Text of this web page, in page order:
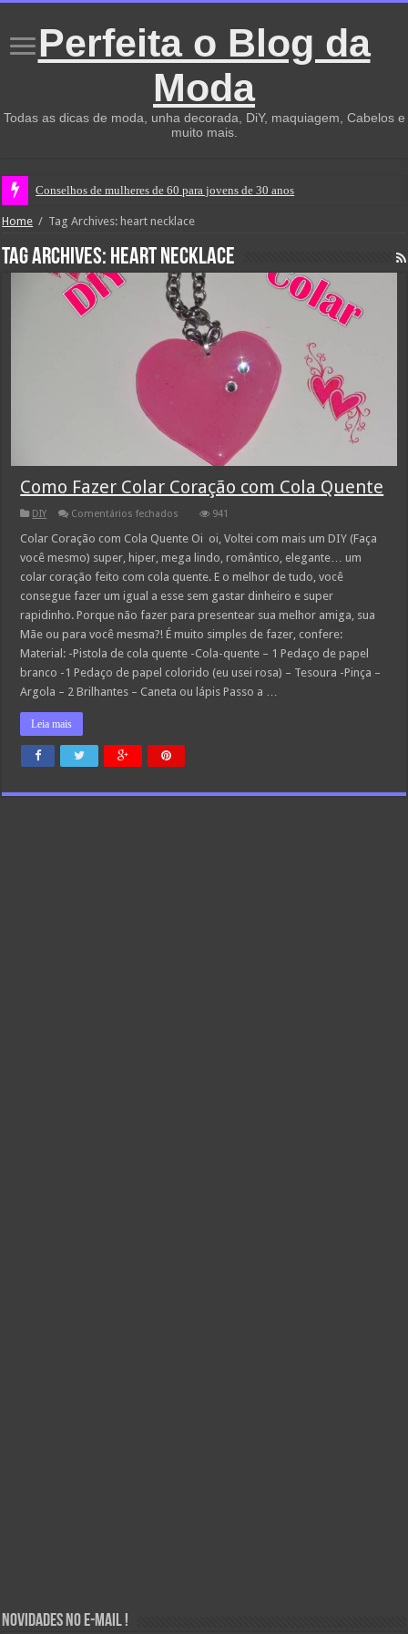
Perfeita o Blog da
Moda
Todas as dicas de moda, unha decorada, DiY, maquiagem, Cabelos e
muito mais.
Conselhos de mulheres de 60 para jovens de 30 anos
Home / Tag Archives: heart necklace
Tag Archives: heart necklace
Como Fazer Colar Coração com Cola Quente
DIY Comentários fechados
Fazer
Coração
com
Cola
Quente
941
Colar Coração com Cola Quente Oi oi, Voltei com mais um DIY (Faça
você mesmo) super, hiper, mega lindo, romântico, elegante… um
colar coração feito com cola quente. E o melhor de tudo, você
consegue fazer um igual a esse sem gastar dinheiro e super
rapidinho. Porque não fazer para presentear sua melhor amiga, sua
Mãe ou para você mesma?! É muito simples de fazer, confere:
Material: -Pistola de cola quente -Cola-quente – 1 Pedaço de papel
branco -1 Pedaço de papel colorido (eu usei rosa) – Tesoura -Pinça –
Argola – 2 Brilhantes – Caneta ou lápis Passo a …
Leia mais
Novidades no E-mail !